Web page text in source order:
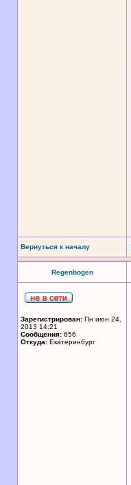
Вернуться к началу
Regenbogen
Зарегистрирован: Пн июн 24,
2013 14:21
Сообщения: 656
Откуда: Екатеринбург